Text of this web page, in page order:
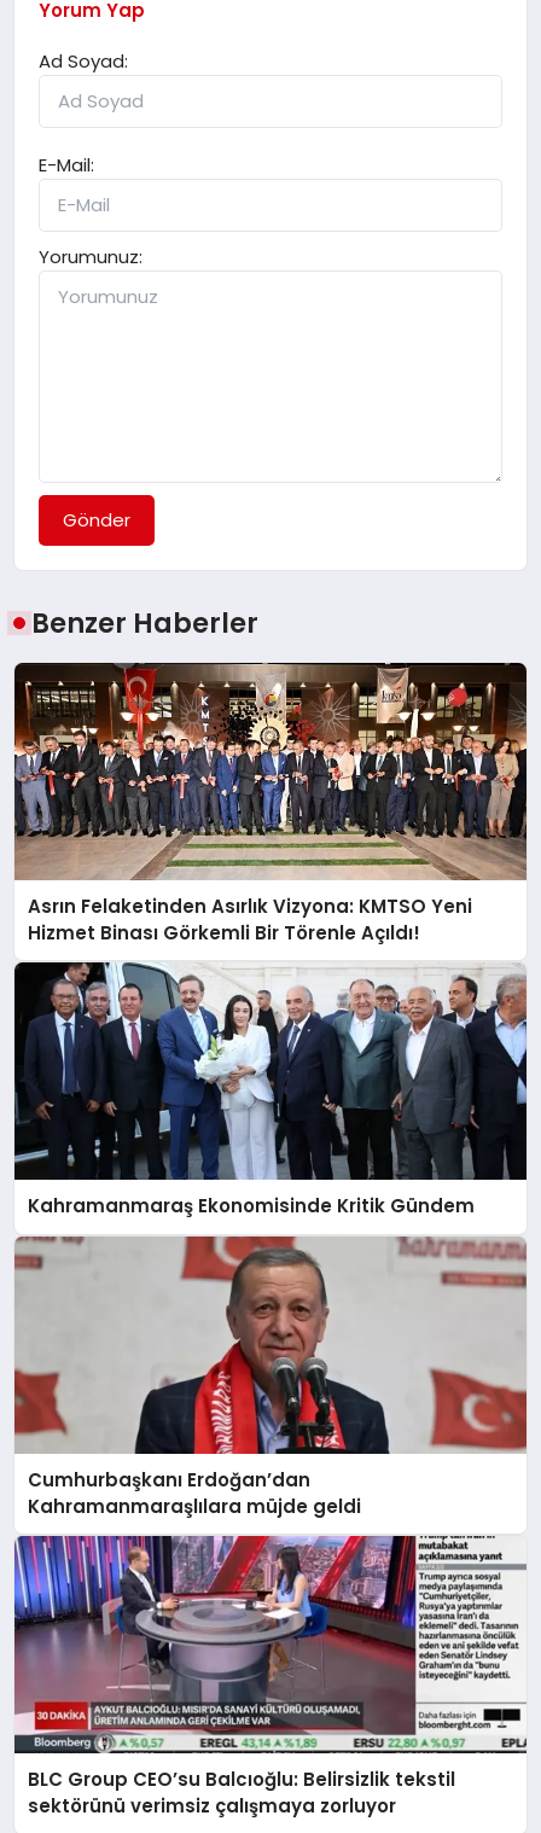
Yorum Yap
Ad Soyad:
E-Mail:
Yorumunuz:
Gönder
Benzer Haberler
Asrın Felaketinden Asırlık Vizyona: KMTSO Yeni
Hizmet Binası Görkemli Bir Törenle Açıldı!
Kahramanmaraş Ekonomisinde Kritik Gündem
Cumhurbaşkanı Erdoğan’dan
Kahramanmaraşlılara müjde geldi
BLC Group CEO’su Balcıoğlu: Belirsizlik tekstil
sektörünü verimsiz çalışmaya zorluyor